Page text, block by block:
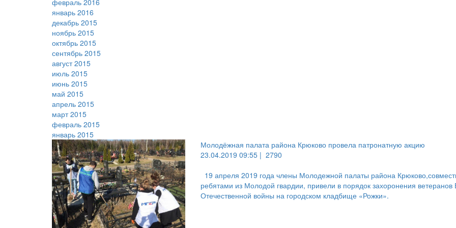
февраль 2016
январь 2016
декабрь 2015
ноябрь 2015
октябрь 2015
сентябрь 2015
август 2015
июль 2015
июнь 2015
май 2015
апрель 2015
март 2015
февраль 2015
январь 2015
Молодёжная палата района Крюково провела патронатную акцию
23.04.2019 09:55 | 2790
19 апреля 2019 года члены Молодежной палаты района
ребятами из Молодой гвардии, привели в порядок захоронения ветеранов
Отечественной войны на городском кладбище «Рожки».